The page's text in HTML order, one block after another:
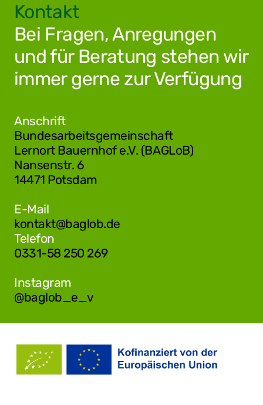
Kontakt
Bei Fragen, Anregungen
und für Beratung stehen wir
immer gerne zur Verfügung
Anschrift
Bundesarbeitsgemeinschaft
Lernort Bauernhof e.V. (BAGLoB)
Nansenstr. 6
14471 Potsdam
E-Mail
kontakt@baglob.de
Telefon
0331-58 250 269
Instagram
@baglob_e_v